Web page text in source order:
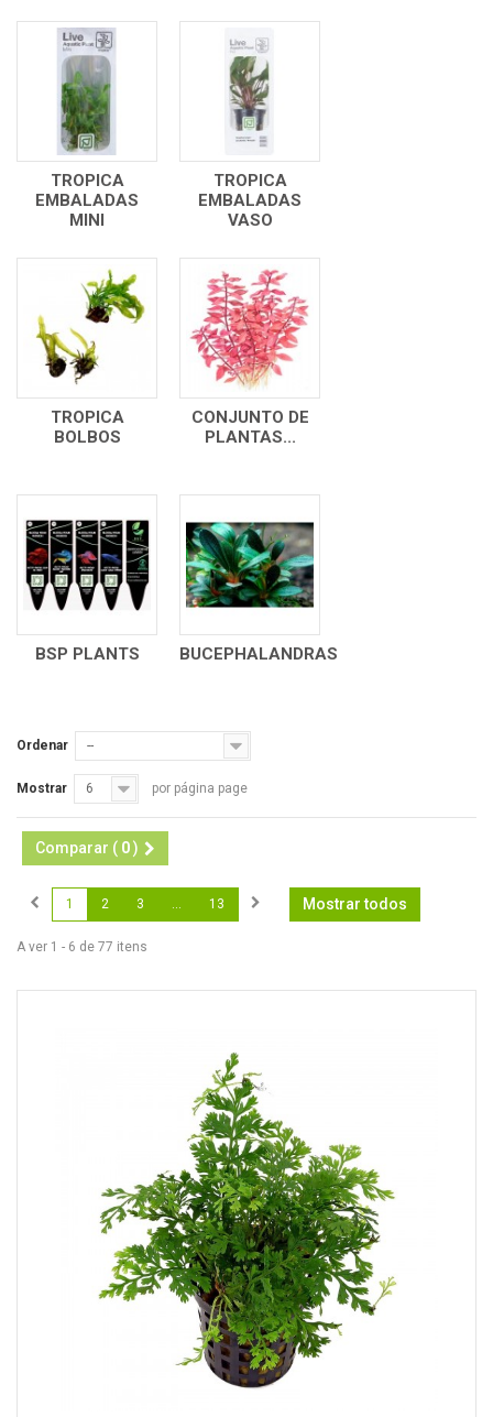
TROPICA
EMBALADAS
MINI
TROPICA
EMBALADAS
VASO
TROPICA
BOLBOS
CONJUNTO DE
PLANTAS...
BSP PLANTS BUCEPHALANDRAS
Ordenar --
Mostrar 6 por página page
Comparar ( 0)
Mostrar todos
1 2 3 13
A ver 1 - 6 de 77 itens